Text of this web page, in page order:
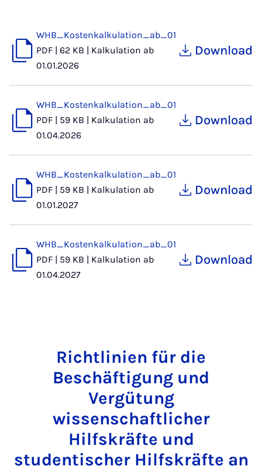
WHB_Kostenkalkulation_ab_01
PDF | 62 KB | Kalkulation ab
01.01.2026
Download
WHB_Kostenkalkulation_ab_01
PDF | 59 KB | Kalkulation ab
01.04.2026
Download
WHB_Kostenkalkulation_ab_01
PDF | 59 KB | Kalkulation ab
01.01.2027
Download
WHB_Kostenkalkulation_ab_01
PDF | 59 KB | Kalkulation ab
01.04.2027
Download
Richtlinien für die
Beschäftigung und
Vergütung
wissenschaftlicher
Hilfskräfte und
studentischer Hilfskräfte an